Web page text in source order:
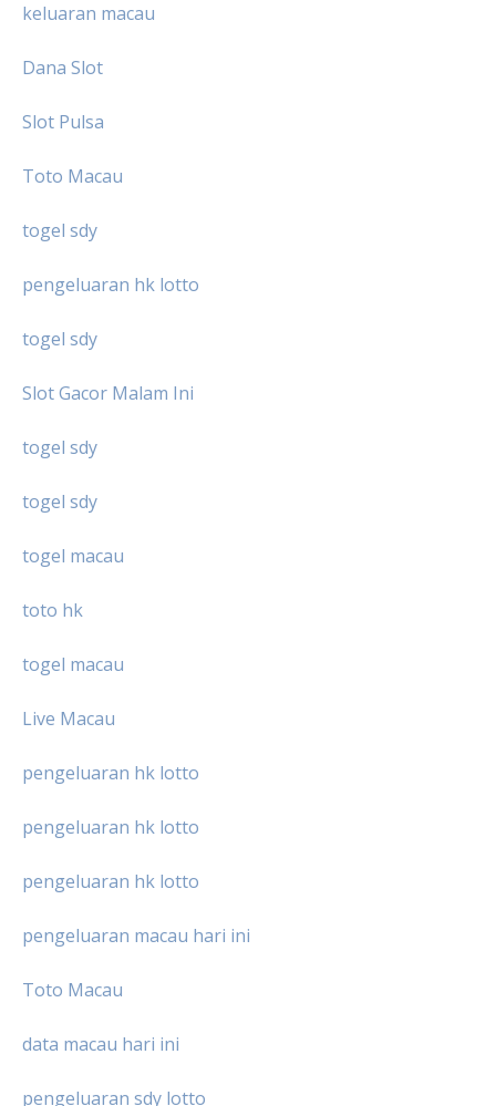
keluaran macau
Dana Slot
Slot Pulsa
Toto Macau
togel sdy
pengeluaran hk lotto
togel sdy
Slot Gacor Malam Ini
togel sdy
togel sdy
togel macau
toto hk
togel macau
Live Macau
pengeluaran hk lotto
pengeluaran hk lotto
pengeluaran hk lotto
pengeluaran macau hari ini
Toto Macau
data macau hari ini
pengeluaran sdy lotto